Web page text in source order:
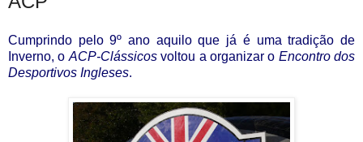
Cumprindo pelo 9º ano aquilo que já é uma tradição de
Inverno, o ACP-Clássicosvoltou a organizar o Encontro dos
Desportivos Ingleses.